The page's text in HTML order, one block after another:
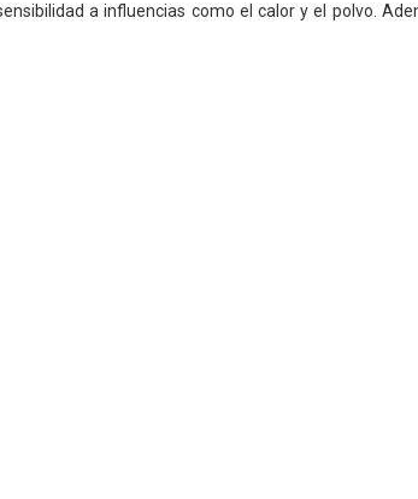
a influencias como el calor y el polvo.